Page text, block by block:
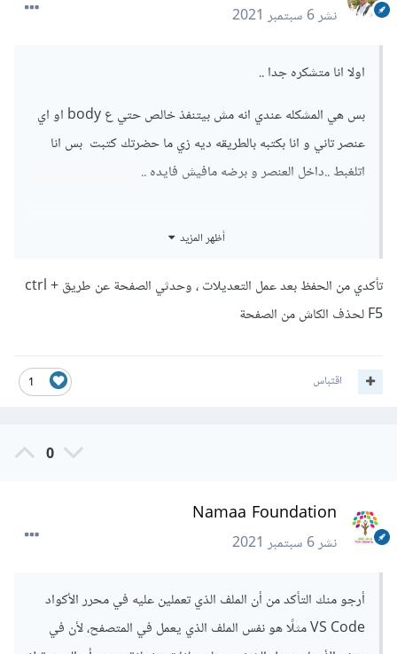
نشر6 سبتمبر 2021
اولا انا متشكره جدا ..
بس هي المشكله عندي انه مش بيتنفذ خالص حتي ع body او اي
عنصر تاني و انا بكتبه بالطريقه ديه زي ما حضرتك كتبت بس انا
اتلغبط ..داخل العنصر و برضه مافيش فايده ..
أظهر المزيد
تأكدي من الحفظ بعد عمل التعديلات ، وحدثي الصفحة عن طريق ctrl +
F5 لحذف الكاش من الصفحة
1 اقتباس
0
Namaa Foundation
نشر6 سبتمبر 2021
أرجو منك التأكد من أن الملف الذي تعملين عليه في محرر الأكواد
VS Code مثلًا هو نفس الملف الذي يعمل في المتصفح، لأن في